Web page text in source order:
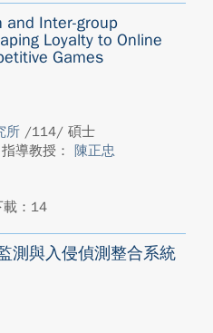
and Inter-group
Loyalty to Online
Games
所 /114/ 碩士
指導教授： 陳正忠
載：14
測與入侵偵測整合系統